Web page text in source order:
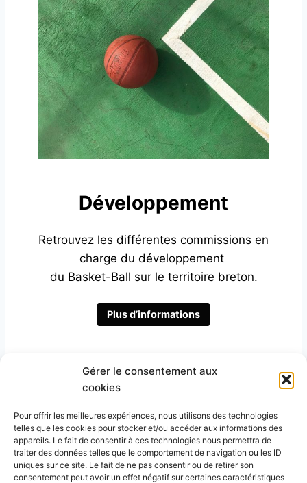
Gérer le consentement aux
cookies
Pour offrir les meilleures expériences, nous utilisons des technologies
telles que les cookies pour stocker et/ou accéder aux informations des
appareils. Le fait de consentir à ces technologies nous permettra de
traiter des données telles que le comportement de navigation ou les ID
uniques sur ce site. Le fait de ne pas consentir ou de retirer son
consentement peut avoir un effet négatif sur certaines caractéristiques
Développement
Retrouvez les différentes commissions en
charge du développement
du Basket-Ball sur le territoire breton.
Plus d’informations